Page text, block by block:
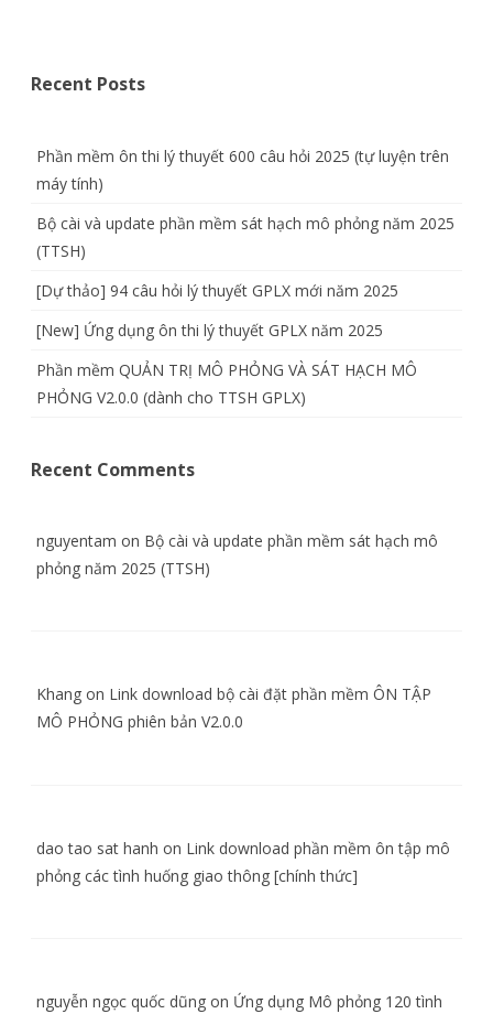
Recent Posts
Phần mềm ôn thi lý thuyết 600 câu hỏi 2025 (tự luyện trên
máy tính)
Bộ cài và update phần mềm sát hạch mô phỏng năm 2025
(TTSH)
[Dự thảo] 94 câu hỏi lý thuyết GPLX mới năm 2025
[New] Ứng dụng ôn thi lý thuyết GPLX năm 2025
Phần mềm QUẢN TRỊ MÔ PHỎNG VÀ SÁT HẠCH MÔ
PHỎNG V2.0.0 (dành cho TTSH GPLX)
Recent Comments
nguyentam on Bộ cài và update phần mềm sát hạch mô
phỏng năm 2025 (TTSH)
Khang on Link download bộ cài đặt phần mềm ÔN TẬP
MÔ PHỎNG phiên bản V2.0.0
dao tao sat hanh on Link download phần mềm ôn tập mô
phỏng các tình huống giao thông [chính thức]
nguyễn ngọc quốc dũng on Ứng dụng Mô phỏng 120 tình